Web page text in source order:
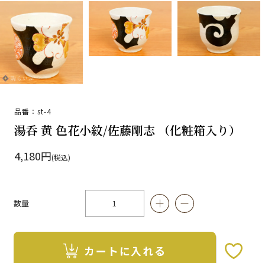
品番：st-4
湯呑 黄 色花小紋/佐藤剛志 （化粧箱入り）
4,180円(税込)
数量
カートに入れる